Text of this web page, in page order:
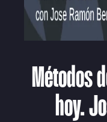
Métodos
hoy.